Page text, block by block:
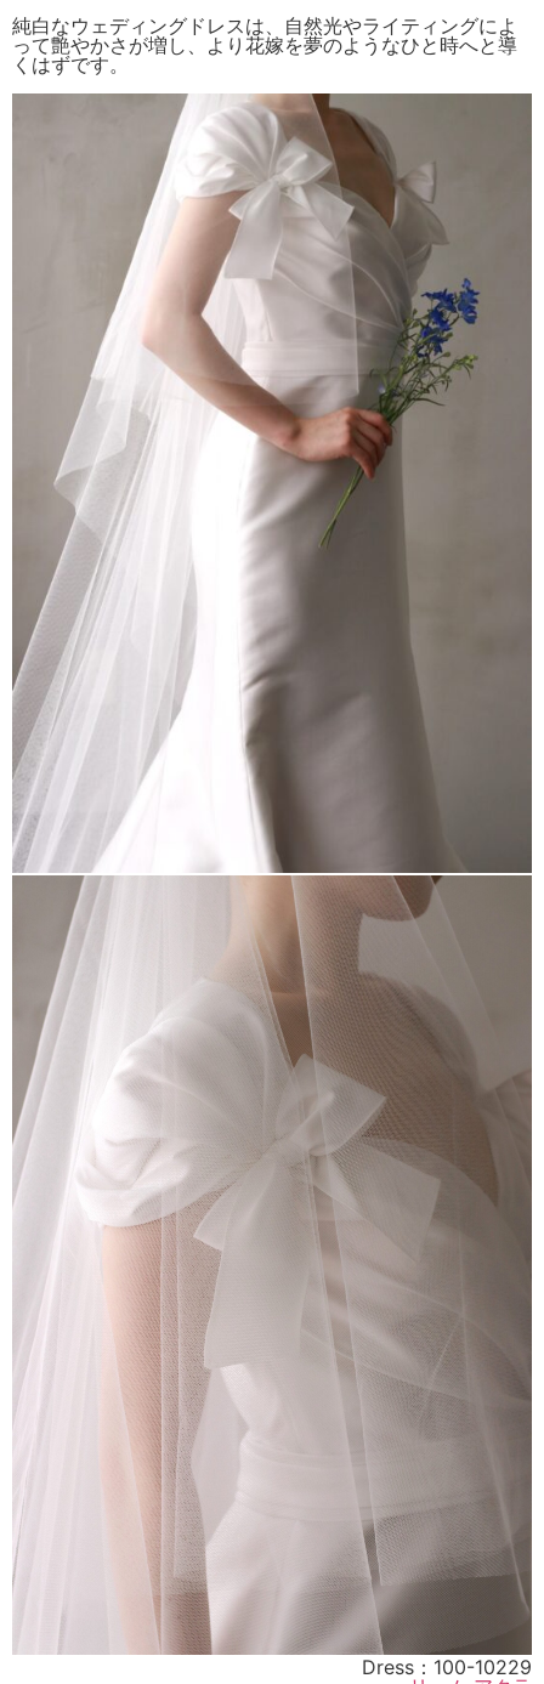
純白なウェディングドレスは、自然光やライティングによ
って艶やかさが増し、より花嫁を夢のようなひと時へと導
くはずです。
Dress： 100-10229